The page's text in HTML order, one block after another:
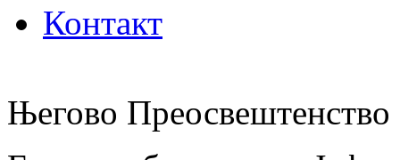
Контакт
Његово